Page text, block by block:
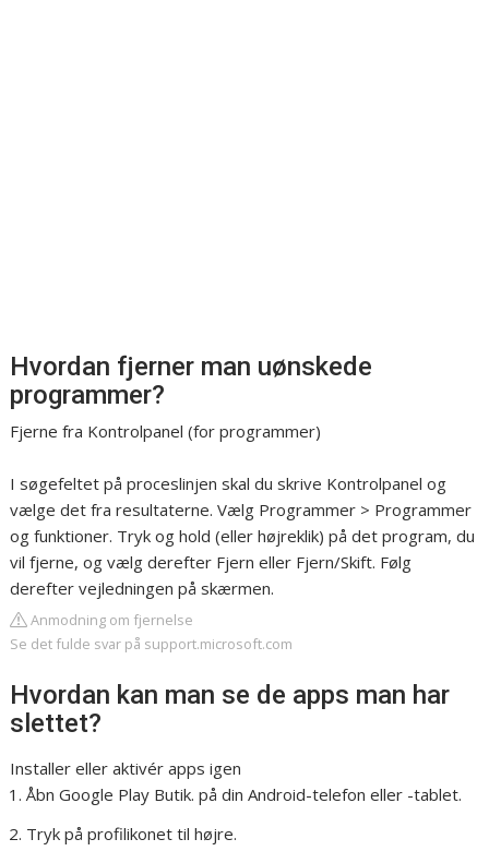
Hvordan fjerner man uønskede
programmer?
Fjerne fra Kontrolpanel (for programmer)
I søgefeltet på proceslinjen skal du skrive Kontrolpanel og
vælge det fra resultaterne. Vælg Programmer > Programmer
og funktioner. Tryk og hold (eller højreklik) på det program, du
vil fjerne, og vælg derefter Fjern eller Fjern/Skift. Følg
derefter vejledningen på skærmen.
Anmodning om fjernelse
Se det fulde svar på support.microsoft.com
Hvordan kan man se de apps man har
slettet?
Installer eller aktivér apps igen
Åbn Google Play Butik. på din Android-telefon eller -tablet.
Tryk på profilikonet til højre.